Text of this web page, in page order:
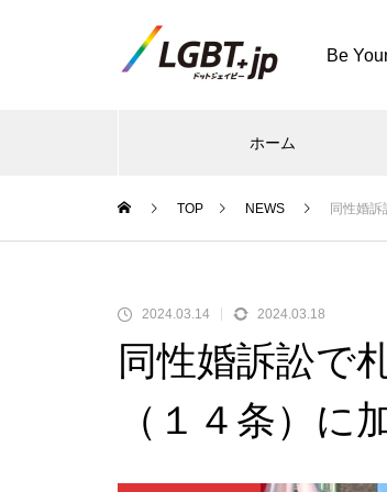
Be
ホーム
TOP NEWS 同性婚
2024.03.14 2024.03.18
同性婚訴訟で
（１４条）に